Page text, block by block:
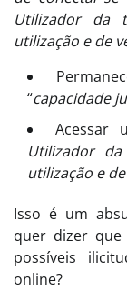
Utilizador da
utilização e de
“capacidade
Acessar
Utilizador
utilização e
Isso é um
quer dizer que
possíveis
online?